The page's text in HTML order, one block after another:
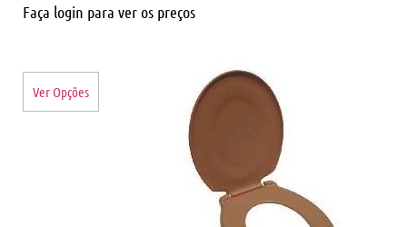
Faça login para ver os preços
Ver Opções